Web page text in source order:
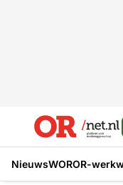
NieuwsWOROR-